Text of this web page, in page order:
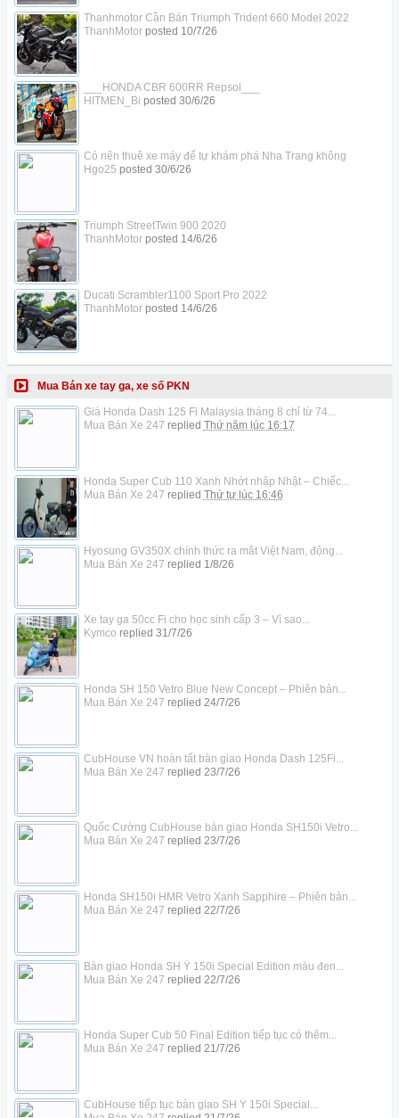
Thanhmotor Cần Bán Triumph Trident 660 Model 2022
ThanhMotorposted 10/7/26
___HONDA CBR 600RR Repsol___
HITMEN_Bi posted 30/6/26
Có nên thuê xe máy để tự khám phá Nha Trang không
Hgo25 posted 30/6/26
Triumph StreetTwin 900 2020
ThanhMotorposted 14/6/26
Ducati Scrambler1100 Sport Pro 2022
ThanhMotorposted 14/6/26
Mua Bán xe tay ga, xe số PKN
Giá Honda Dash 125 Fi Malaysia tháng 8 chỉ từ 74...
Mua Bán Xe 247 replied Thứ năm lúc 16:17
Honda Super Cub 110 Xanh Nhớt nhập Nhật – Chiếc...
Mua Bán Xe 247 replied Thứ tư lúc 16:46
Hyosung GV350X chính thức ra mắt Việt Nam, động...
Mua Bán Xe 247 replied 1/8/26
Xe tay ga 50cc Fi cho học sinh cấp 3 – Vì sao...
Kymco replied 31/7/26
Honda SH 150 Vetro Blue New Concept – Phiên bản...
Mua Bán Xe 247 replied 24/7/26
CubHouse VN hoàn tất bàn giao Honda Dash 125Fi...
Mua Bán Xe 247 replied 23/7/26
Quốc Cường CubHouse bàn giao Honda SH150i Vetro...
Mua Bán Xe 247 replied 23/7/26
Honda SH150i HMR Vetro Xanh Sapphire – Phiên bản...
Mua Bán Xe 247 replied 22/7/26
Bàn giao Honda SH Ý 150i Special Edition màu đen...
Mua Bán Xe 247 replied 22/7/26
Honda Super Cub 50 Final Edition tiếp tục có thêm...
Mua Bán Xe 247 replied 21/7/26
CubHouse tiếp tục bàn giao SH Ý 150i Special...